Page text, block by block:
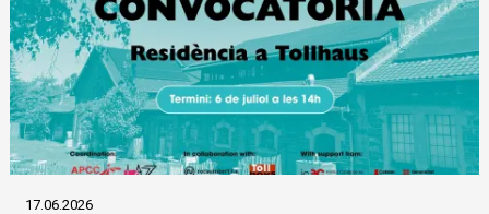
17.06.2026